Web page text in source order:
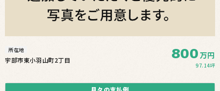
所在地
宇部市東小羽山町2丁目 800万円
97.14坪
月々の支払例